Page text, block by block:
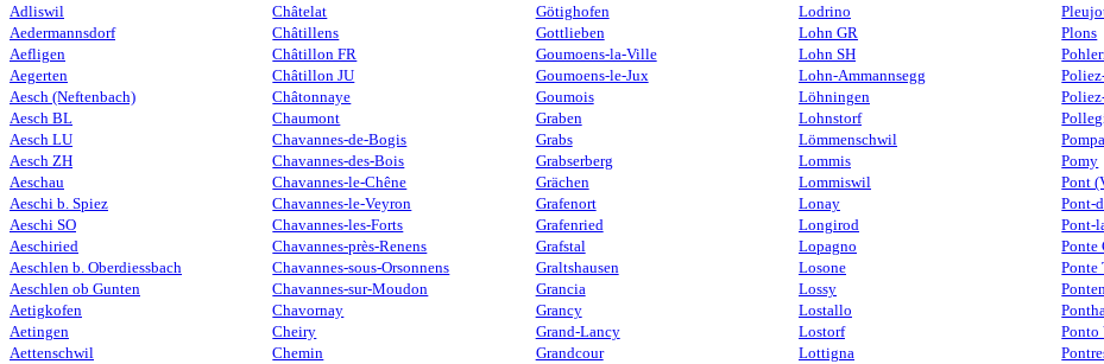
Adliswil
Aedermannsdorf
Aefligen
Aegerten
Aesch (Neftenbach)
Aesch BL
Aesch LU
Aesch ZH
Aeschau
Aeschi b. Spiez
Aeschi SO
Aeschiried
Aeschlen b. Oberdiessbach
Aeschlen ob Gunten
Aetigkofen
Aetingen
Aettenschwil
Châtelat
Châtillens
Châtillon FR
Châtillon JU
Châtonnaye
Chaumont
Chavannes-de-Bogis
Chavannes-des-Bois
Chavannes-le-Chêne
Chavannes-le-Veyron
Chavannes-les-Forts
Chavannes-près-Renens
Chavannes-sous-Orsonnens
Chavannes-sur-Moudon
Chavornay
Cheiry
Chemin
Götighofen
Gottlieben
Goumoens-la-Ville
Goumoens-le-Jux
Goumois
Graben
Grabs
Grabserberg
Grächen
Grafenort
Grafenried
Grafstal
Graltshausen
Grancia
Grancy
Grand-Lancy
Grandcour
Lodrino
Lohn GR
Lohn SH
Lohn-Ammannsegg
Löhningen
Lohnstorf
Lömmenschwil
Lommis
Lommiswil
Lonay
Longirod
Lopagno
Losone
Lossy
Lostallo
Lostorf
Lottigna
Plons
Pomy
Pont
Pont-
Pont-
Ponte
Ponte
Ponto